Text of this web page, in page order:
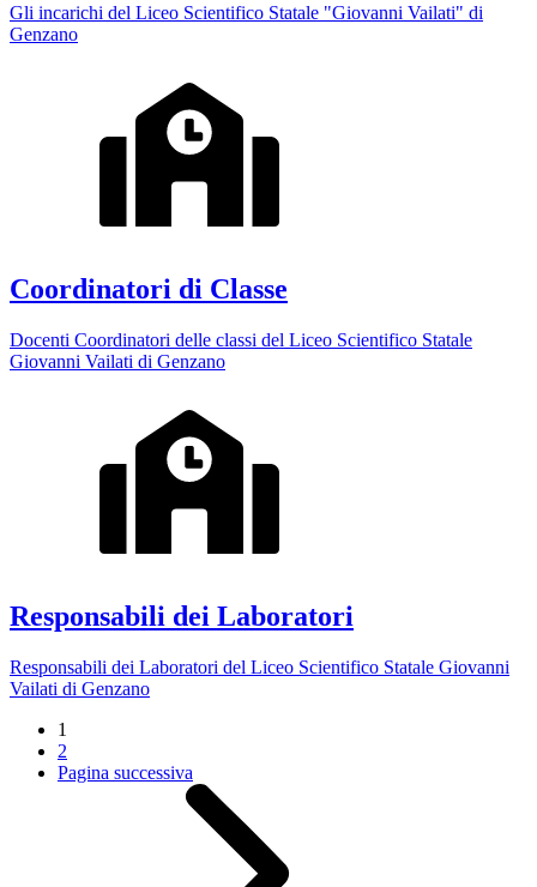
Gli incarichi del Liceo Scientifico Statale "Giovanni Vailati" di
Genzano
Coordinatori di Classe
Docenti Coordinatori delle classi del Liceo Scientifico Statale
Giovanni Vailati di Genzano
Responsabili dei Laboratori
Responsabili dei Laboratori del Liceo Scientifico Statale Giovanni
Vailati di Genzano
1
2
Pagina successiva